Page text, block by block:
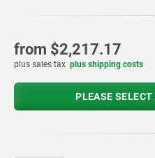
from $2,217.17
plus sales tax plus shipping costs
PLEASE